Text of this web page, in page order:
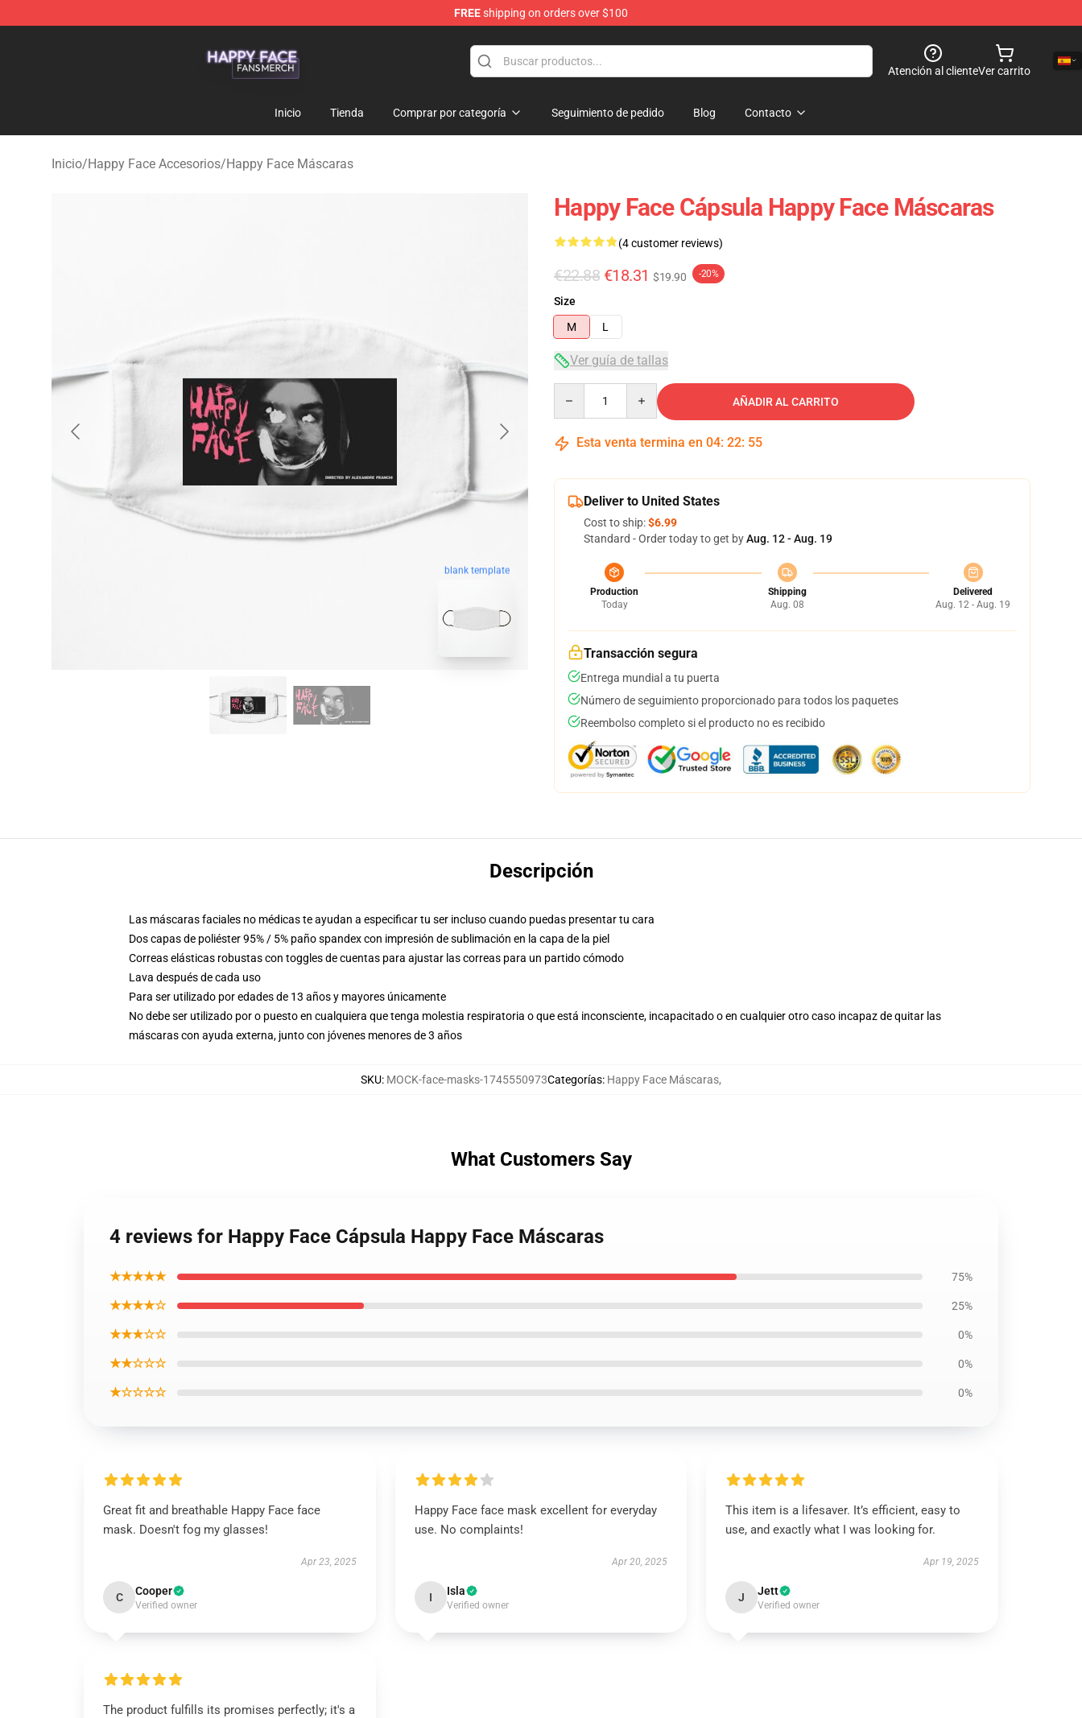
FREEshipping on orders over $100
Atención al clienteVer carrito
Inicio Tienda Comprar por categoría Seguimiento de pedido Blog Contacto
Inicio/Happy Face Accesorios/Happy Face Máscaras
blank template
Happy Face Cápsula Happy Face Máscaras
(4 customer reviews)
€22.88 €18.31 $19.90 -20%
Size
M
L
Ver guía de tallas
AÑADIR AL CARRITO
Esta venta termina en 04: 22: 54
Deliver to United States
Cost to ship:$6.99
Standard - Order today to get byAug. 12 - Aug. 19
Production
Today
Shipping
Aug. 08
Delivered
Aug. 12 - Aug. 19
Transacción segura
Entrega mundial a tu puerta
Número de seguimiento proporcionado para todos los paquetes
Reembolso completo si el producto no es recibido
Descripción
Las máscaras faciales no médicas te ayudan a especificar tu ser incluso cuando puedas presentar tu cara
Dos capas de poliéster 95% / 5% paño spandex con impresión de sublimación en la capa de la piel
Correas elásticas robustas con toggles de cuentas para ajustar las correas para un partido cómodo
Lava después de cada uso
Para ser utilizado por edades de 13 años y mayores únicamente
No debe ser utilizado por o puesto en cualquiera que tenga molestia respiratoria o que está inconsciente, incapacitado o en cualquier otro caso incapaz de quitar las
máscaras con ayuda externa, junto con jóvenes menores de 3 años
SKU: MOCK-face-masks-1745550973Categorías: Happy Face Máscaras,
What Customers Say
4 reviews for Happy Face Cápsula Happy Face Máscaras
★★★★★ 75%
★★★★☆ 25%
★★★☆☆ 0%
★★☆☆☆ 0%
★☆☆☆☆ 0%
Great fit and breathable Happy Face face
mask. Doesn't fog my glasses!
Apr 23, 2025
C Cooper
Verified owner
Happy Face face mask excellent for everyday
use. No complaints!
Apr 20, 2025
I Isla
Verified owner
This item is a lifesaver. It’s efficient, easy to
use, and exactly what I was looking for.
Apr 19, 2025
J Jett
Verified owner
The product fulfills its promises perfectly; it's a